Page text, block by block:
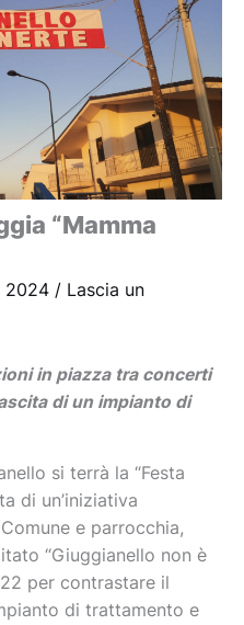
“Mamma
2024 / Lascia un
in piazza tra concerti
di un impianto di
si terrà la “Festa
di un’iniziativa
e parrocchia,
“Giuggianello non è
per contrastare il
di trattamento e